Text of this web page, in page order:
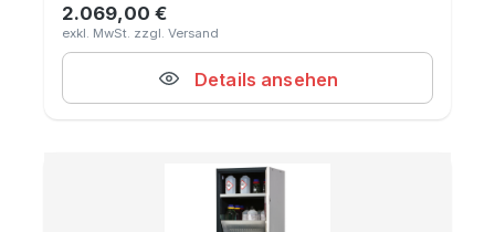
Regulärer Preis:
2.069,00 €
Details ansehen